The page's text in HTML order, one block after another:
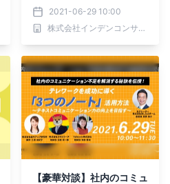
します2021-06-29 10:00
株式会社インデンコンサルティング
【豪華対談】社内のコミュ